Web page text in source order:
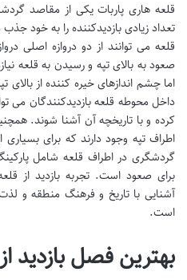
قلعه هاری پاربات یکی از مقاصد
تعداد زیادی بازدیدکننده را به خود
قلعه می توانند از دو دروازه اصلی
صعود به بالای تپه و رسیدن به قلعه
اما چشم اندازهای خیره کننده از
داخل محوطه قلعه بازدیدکنندگان می
کرده و با تاریخچه آن آشنا شوند.
اطراف تپه وجود دارند که برای
گردشگری در اطراف قلعه شامل
برای صعود است. تجربه بازدید از
آشنایی با تاریخ و فرهنگ منطقه و
است.
بهترین فصل بازدید